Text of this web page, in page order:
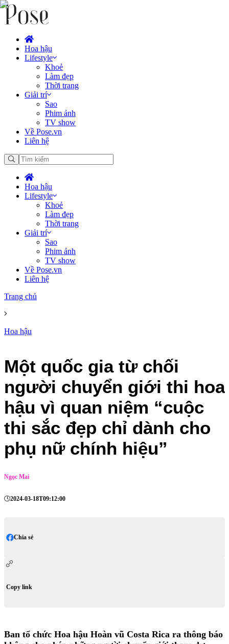
Hoa hậu
Lifestyle
Khoẻ
Làm đẹp
Thời trang
Giải trí
Sao
Phim ảnh
TV show
Về Pose.vn
Liên hệ
Hoa hậu
Lifestyle
Khoẻ
Làm đẹp
Thời trang
Giải trí
Sao
Phim ảnh
TV show
Về Pose.vn
Liên hệ
Trang chủ
Hoa hậu
Một quốc gia từ chối
người chuyển giới thi hoa
hậu vì quan niệm “cuộc
thi sắc đẹp chỉ dành cho
phụ nữ chính hiệu”
Ngọc Mai
2024-03-18T09:12:00
Chia sẻ
Copy link
Ban tổ chức Hoa hậu Hoàn vũ Costa Rica ra thông báo